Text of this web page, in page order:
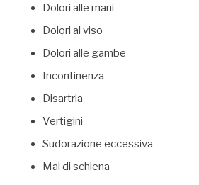
Dolori alle mani
Dolori al viso
Dolori alle gambe
Incontinenza
Disartria
Vertigini
Sudorazione eccessiva
Mal di schiena